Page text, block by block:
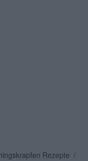
Rezepte /